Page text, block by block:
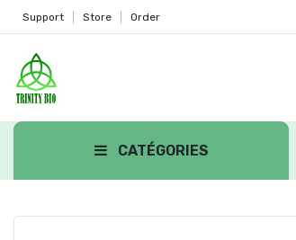
Support Store Order
CATÉGORIES